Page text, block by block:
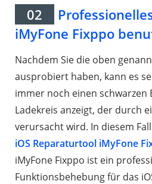
02
iMyFone Fixppo
Nachdem Sie die oben
ausprobiert haben, kann es
immer noch einen schwarzen
Ladekreis anzeigt, der durch
verursacht wird. In diesem
iOS Reparaturtool iMyFone
iMyFone Fixppo ist ein
Funktionsbehebung für das